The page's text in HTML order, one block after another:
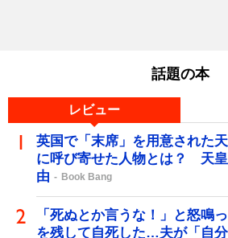
話題の本
レビュー
英国で「末席」を用意された
に呼び寄せた人物とは？ 天
由
Book Bang
「死ぬとか言うな！」と怒鳴
を残して自死した…夫が「自